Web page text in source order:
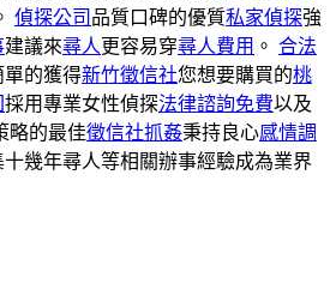
偵探公司 品質口碑的優質私家偵探強
建議來尋人 更容易穿尋人費用 。 合法
單的獲得新竹徵信社您想要購買的桃
採用專業女性偵探法律諮詢免費以及
略的最佳徵信社抓姦秉持良心感情調
十幾年尋人等相關辦事經驗成為業界